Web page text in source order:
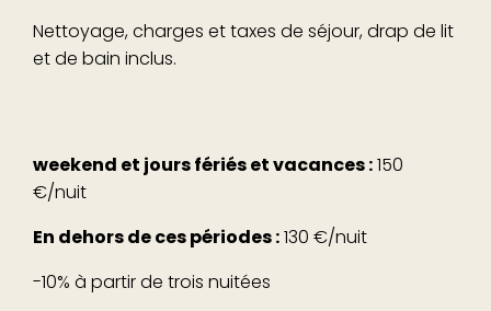
Nettoyage, charges et taxes de séjour, drap de lit
et de bain inclus.
weekend et jours fériés et vacances :150
€/nuit
En dehors de ces périodes :130 €/nuit
-10% à partir de trois nuitées